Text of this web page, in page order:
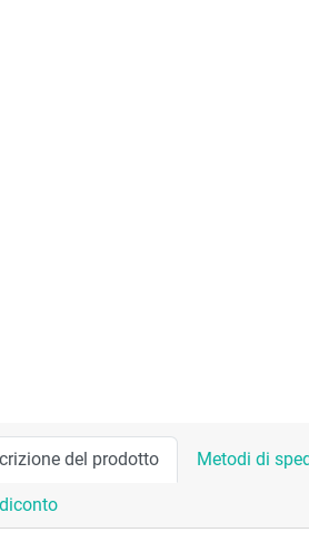
del prodotto Metodi di